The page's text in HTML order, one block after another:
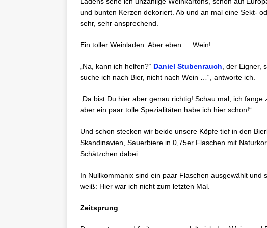
und bunten Kerzen dekoriert. Ab und an mal eine Sekt-
sehr, sehr ansprechend.
Ein toller Weinladen. Aber eben … Wein!
„Na, kann ich helfen?“ Daniel Stubenrauch , der Eigner,
suche ich nach Bier, nicht nach Wein …“, antworte ich.
„Da bist Du hier aber genau richtig! Schau mal, ich
aber ein paar tolle Spezialitäten habe ich hier schon!“
Und schon stecken wir beide unsere Köpfe tief in den
Skandinavien, Sauerbiere in 0,75er Flaschen mit
Schätzchen dabei.
In Nullkommanix sind ein paar Flaschen ausgewählt und
weiß: Hier war ich nicht zum letzten Mal.
Zeitsprung